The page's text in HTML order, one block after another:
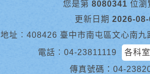
您是第 8080341 位瀏
更新日期 2026-
地址︰408426 臺中市南屯區文心南九
電話︰ 04-23811119 各科
傳真號碼：04-